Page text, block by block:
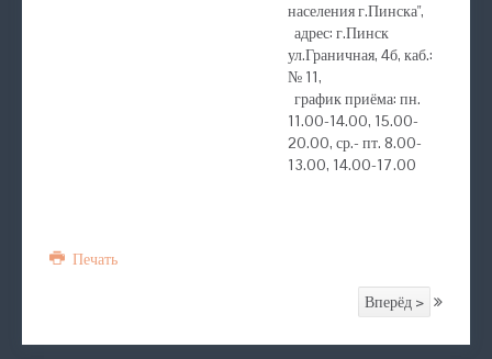
населения г.Пинска",
адрес: г.Пинск
ул.Граничная, 4б, каб.:
№ 11,
график приёма: пн.
11.00-14.00, 15.00-
20.00, ср.- пт. 8.00-
13.00, 14.00-17.00
Печать
Вперёд >